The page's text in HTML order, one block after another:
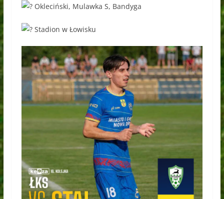
Okleciński, Mulawka S, Bandyga
Stadion w Łowisku